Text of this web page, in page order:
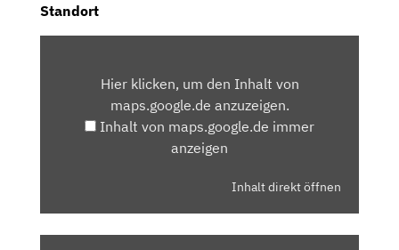
Standort
MAPS.GOOGLE.DEHier klicken, um den Inhalt von
maps.google.de anzuzeigen.
Inhalt von maps.google.de immer
anzeigen
Inhalt direkt öffnen